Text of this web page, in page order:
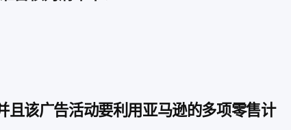
该广告活动要利用亚马逊的多项零售计